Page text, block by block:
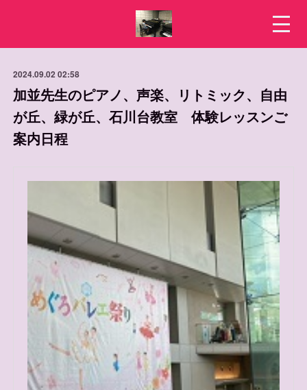
2024.09.02 02:58
加並先生のピアノ、声楽、リトミック、自由
が丘、緑が丘、石川台教室 体験レッスンご
案内日程